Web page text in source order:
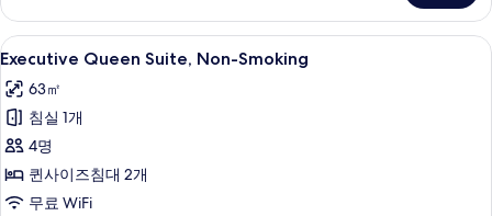
기
기
보
기
Smoking
자
세
보
기
Executive
Queen
Suite,
Non-
Smoking
사
진
오리/거위털 이불, 필로우탑 침대, 객실
6
Executive Queen Suite, Non-Smoking
63㎡
침실 1개
4명
퀸사이즈침대 2개
무료 WiFi